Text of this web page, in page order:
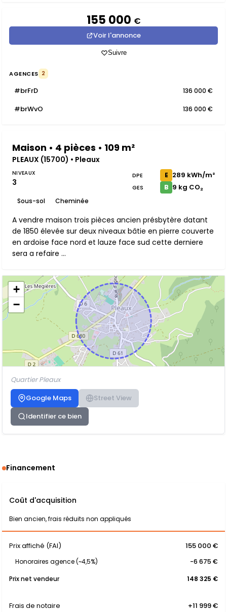
155 000 €
Voir l'annonce
Suivre
AGENCES 2
#brFrD 136 000 €
#brWvO 136 000 €
Maison • 4 pièces • 109 m²
PLEAUX (15700) • Pleaux
NIVEAUX
3
Sous-sol Cheminée
DPE E 289 kWh/m²
GES B 9 kg CO₂
A vendre maison trois pièces ancien présbytère datant
de 1850 élevée sur deux niveaux bâtie en pierre couverte
en ardoise face nord et lauze face sud cette derniere
sera a refaire ...
+
−
Quartier Pleaux
Google Maps
Street View
Identifier ce bien
Financement
Coût d'acquisition
Bien ancien, frais réduits non appliqués
Prix affiché (FAI) 155 000 €
Honoraires agence (~4,5%)
-6 675 €
Prix net vendeur
148 325 €
Frais de notaire +11 999 €